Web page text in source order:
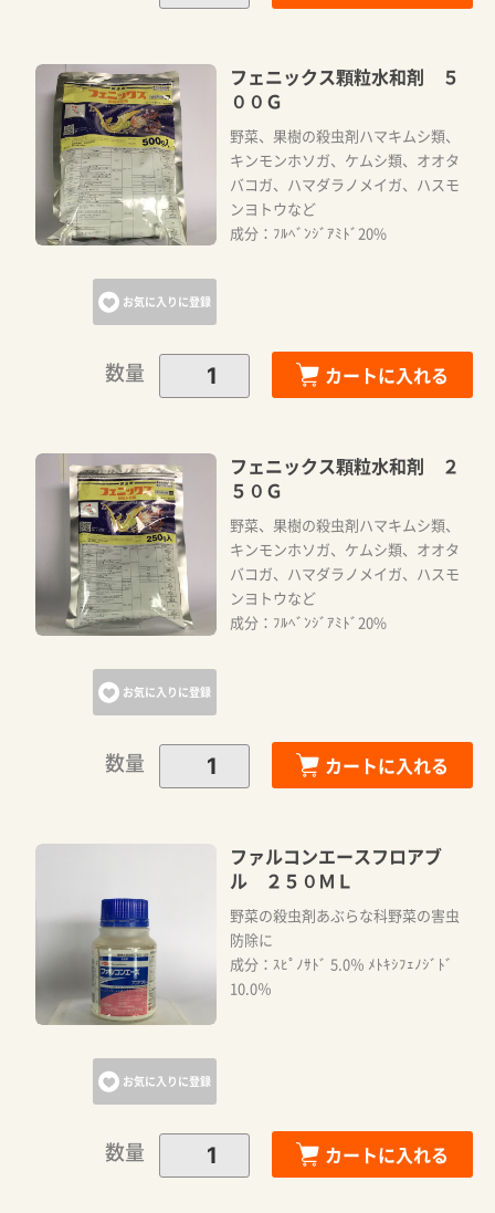
お気に入りに登録
フェニックス顆粒水和剤 ５
００Ｇ
野菜、果樹の殺虫剤ハマキムシ類、
キンモンホソガ、ケムシ類、オオタ
バコガ、ハマダラノメイガ、ハスモ
ンヨトウなど
成分：ﾌﾙﾍﾞﾝｼﾞｱﾐﾄﾞ20%
数量 カートに入れる
お気に入りに登録
フェニックス顆粒水和剤 ２
５０Ｇ
野菜、果樹の殺虫剤ハマキムシ類、
キンモンホソガ、ケムシ類、オオタ
バコガ、ハマダラノメイガ、ハスモ
ンヨトウなど
成分：ﾌﾙﾍﾞﾝｼﾞｱﾐﾄﾞ20%
数量 カートに入れる
お気に入りに登録
ファルコンエースフロアブ
ル ２５０ＭＬ
野菜の殺虫剤あぶらな科野菜の害虫
防除に
成分：ｽﾋﾟﾉｻﾄﾞ 5.0％ ﾒﾄｷｼﾌｪﾉｼﾞﾄﾞ
10.0％
数量 カートに入れる